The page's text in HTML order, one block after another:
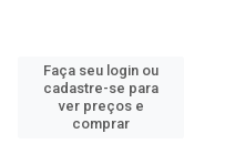
Faça seu login ou
cadastre-se para
ver preços e
comprar